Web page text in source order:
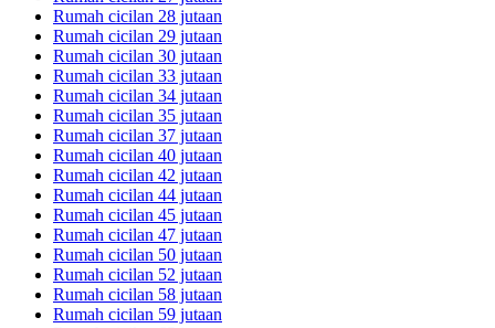
Rumah cicilan 28 jutaan
Rumah cicilan 29 jutaan
Rumah cicilan 30 jutaan
Rumah cicilan 33 jutaan
Rumah cicilan 34 jutaan
Rumah cicilan 35 jutaan
Rumah cicilan 37 jutaan
Rumah cicilan 40 jutaan
Rumah cicilan 42 jutaan
Rumah cicilan 44 jutaan
Rumah cicilan 45 jutaan
Rumah cicilan 47 jutaan
Rumah cicilan 50 jutaan
Rumah cicilan 52 jutaan
Rumah cicilan 58 jutaan
Rumah cicilan 59 jutaan